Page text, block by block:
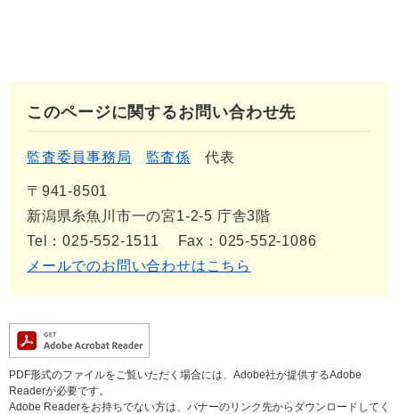
このページに関するお問い合わせ先
監査委員事務局 監査係 代表
〒941-8501
新潟県糸魚川市一の宮1-2-5 庁舎3階
Tel：025-552-1511
Fax：025-552-1086
メールでのお問い合わせはこちら
PDF形式のファイルをご覧いただく場合には、Adobe社が提供するAdobe
Readerが必要です。
Adobe Readerをお持ちでない方は、バナーのリンク先からダウンロードしてく